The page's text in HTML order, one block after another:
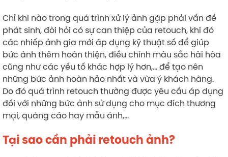
Chỉ khi nào trong quá trình xử lý ảnh gặp phải vấn đề
phát sinh, đòi hỏi có sự can thiệp của retouch, khi đó
các nhiếp ảnh gia mới áp dụng kỹ thuật số để giúp
bức ảnh thêm hoàn thiện, điều chỉnh màu sắc hài hòa
cũng như các yếu tố khác hợp lý hơn,… để tạo nên
những bức ảnh hoàn hảo nhất và vừa ý khách hàng.
Do đó quá trình retouch thường được yêu cầu áp dụng
đối với những bức ảnh sử dụng cho mục đích thương
mại, quảng cáo hay mẫu ảnh,…
Tại sao cần phải retouch ảnh?